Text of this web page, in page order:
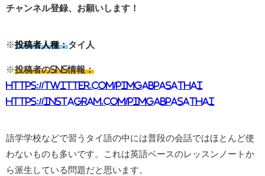
チャンネル登録、お願いします！
※投稿者人種：タイ人
※投稿者のSNS情報：
https://twitter.com/pimgabpasathai
https://instagram.com/pimgabpasathai
語学学校などで習うタイ語の中には普段の会話ではほとんど使
わないものも多いです。これは英語ベースのレッスンノートか
ら派生している問題だと思います。